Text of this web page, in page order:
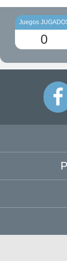
Juegos
0